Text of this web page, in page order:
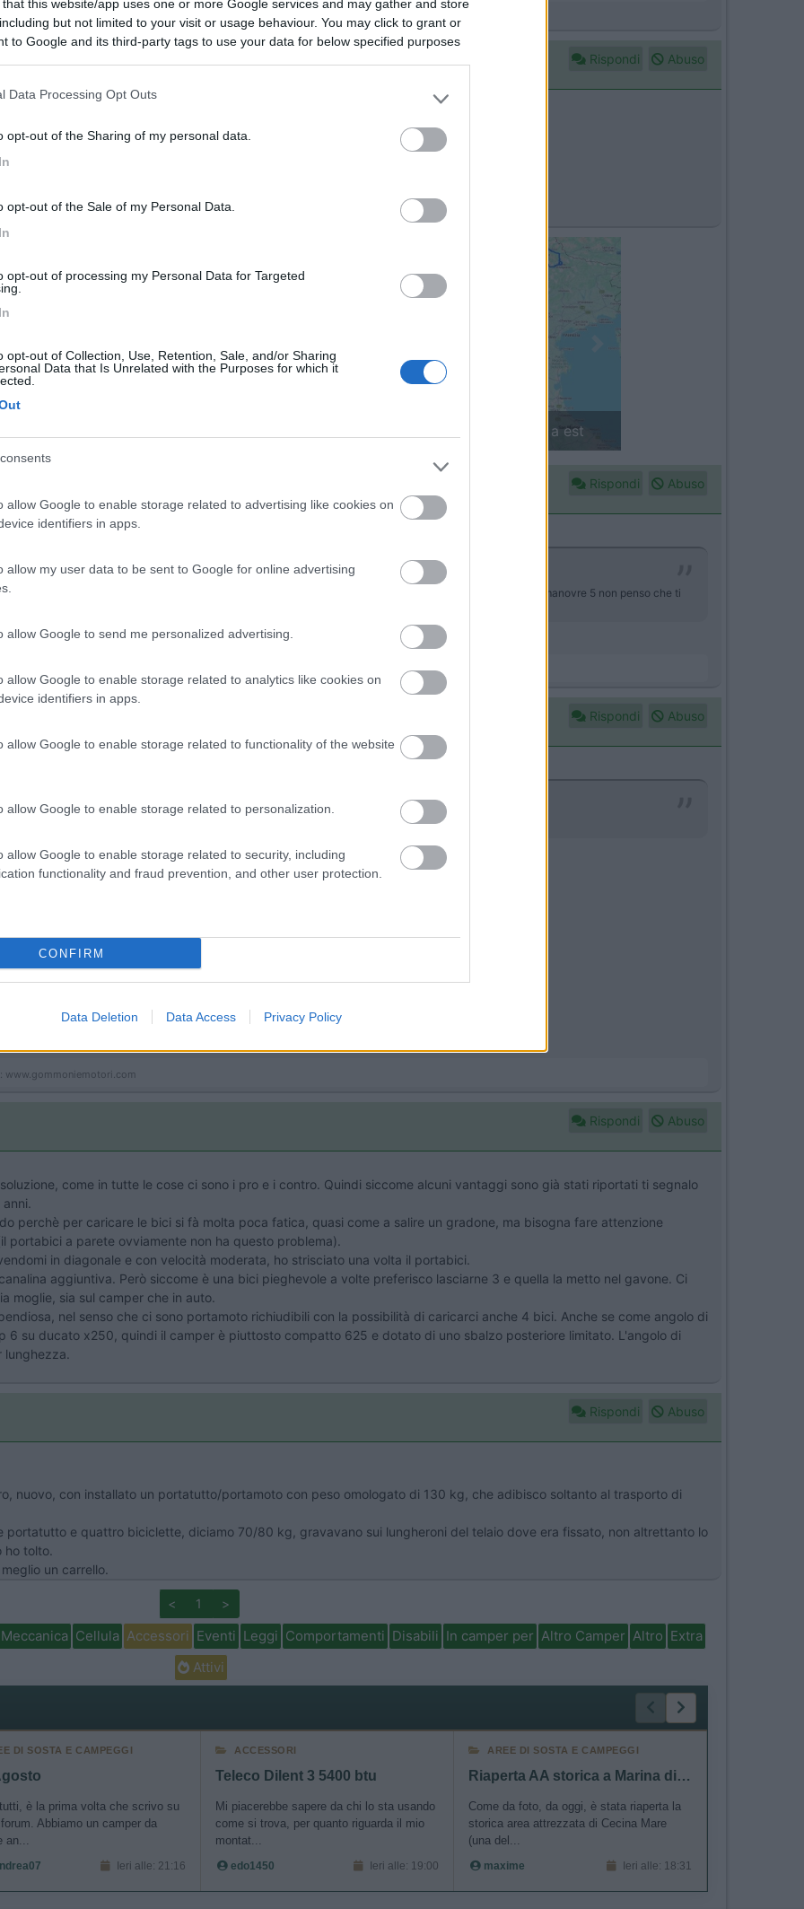
that this website/app uses one or more Google services and may gather and store
but not limited to your visit or usage behaviour. You may click to grant or
to Google and its third-party tags to use your data for below specified purposes
Data Processing Opt Outs
opt-out of the Sharing of my personal data.
opt-out of the Sale of my Personal Data.
opt-out of processing my Personal Data for Targeted
opt-out of Collection, Use, Retention, Sale, and/or Sharing
Data that Is Unrelated with the Purposes for which it
allow Google to enable storage related to advertising like cookies on
identifiers in apps.
allow my user data to be sent to Google for online advertising
allow Google to send me personalized advertising.
allow Google to enable storage related to analytics like cookies on
identifiers in apps.
allow Google to enable storage related to functionality of the website
allow Google to enable storage related to personalization.
allow Google to enable storage related to security, including
functionality and fraud prevention, and other user protection.
CONFIRM
Data Deletion Data Access Privacy Policy
Rispondi Abuso
che la struttura pesa dai 30/40 chili
Finlandia in camper: il piccolo sentiero
Previous
Rispondi Abuso
la struttura 3 meno stressante per te x carico e scarico bici 4 se hai retrocamera riesci a gestirlo bene nelle manovre 5 non penso che ti
30/40 chili
( se c'è già nessun problema)
buongustaio.“ — Georges Courteline
Rispondi Abuso
( se c'è già nessun problema)
( se c'è già nessun problema)
non è più necessario il collaudo in MTC per il montaggio del gancio...
in gioco la tipologia di portabici consigliata è nettamente più comoda e sicura.
www.gommoniemotori.com
Rispondi Abuso
come in tutte le cose ci sono i pro e i contro. Quindi siccome alcuni vantaggi sono già stati riportati ti segnalo
perchè per caricare le bici si fà molta poca fatica, quasi come a salire un gradone, ma bisogna fare attenzione
portabici a parete ovviamente non ha questo problema).
in diagonale e con velocità moderata, ho strisciato una volta il portabici.
aggiuntiva. Però siccome è una bici pieghevole a volte preferisco lasciarne 3 e quella la metto nel gavone. Ci
moglie, sia sul camper che in auto.
nel senso che ci sono portamoto richiudibili con la possibilità di caricarci anche 4 bici. Anche se come angolo di
6 su ducato x250, quindi il camper è piuttosto compatto 625 e dotato di uno sbalzo posteriore limitato. L'angolo di
lunghezza.
Rispondi Abuso
nuovo, con installato un portatutto/portamoto con peso omologato di 130 kg, che adibisco soltanto al trasporto di
portatutto e quattro biciclette, diciamo 70/80 kg, gravavano sui lungheroni del telaio dove era fissato, non altrettanto lo
ho tolto.
un carrello.
< 1 >
Meccanica Cellula Accessori Eventi Leggi Comportamenti Disabili In camper per Altro Camper Altro Extra
Attivi
DI SOSTA E CAMPEGGI
è la prima volta che scrivo su
Abbiamo un camper da
an...
Ieri alle: 21:16
ACCESSORI
Teleco Dilent 3 5400 btu
Mi piacerebbe sapere da chi lo sta usando
come si trova, per quanto riguarda il mio
montat...
edo1450 Ieri alle: 19:00
AREE DI SOSTA E CAMPEGGI
Riaperta AA storica a Marina di Cecina
Come da foto, da oggi, è stata riaperta la
storica area attrezzata di Cecina Mare
(una del...
maxime Ieri alle: 18:31